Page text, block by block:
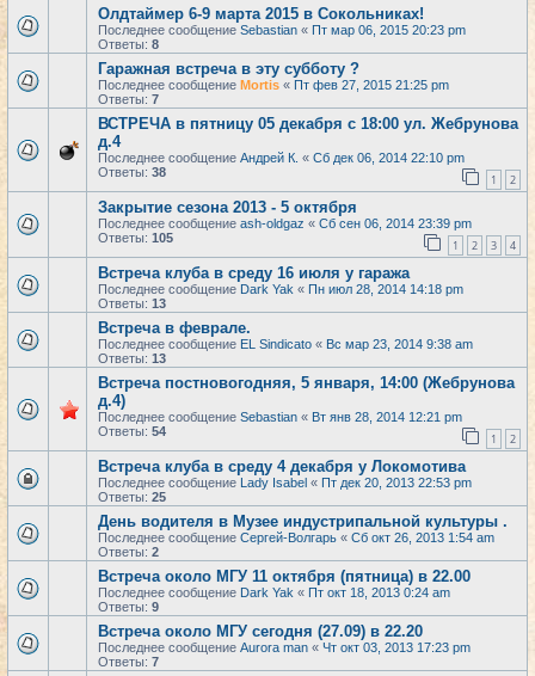
Олдтаймер 6-9 марта 2015 в Сокольниках!
Последнее сообщение Sebastian « Пт мар 06, 2015 20:23 pm
Ответы: 8
Гаражная встреча в эту субботу ?
Последнее сообщение Mortis « Пт фев 27, 2015 21:25 pm
Ответы: 7
ВСТРЕЧА в пятницу 05 декабря с 18:00 ул. Жебрунова
д.4
Последнее сообщение Андрей К. « Сб дек 06, 2014 22:10 pm
Ответы: 38 1 2
Закрытие сезона 2013 - 5 октября
Последнее сообщение ash-oldgaz « Сб сен 06, 2014 23:39 pm
Ответы: 105 1 2 3 4
Встреча клуба в среду 16 июля у гаража
Последнее сообщение Dark Yak « Пн июл 28, 2014 14:18 pm
Ответы: 13
Встреча в феврале.
Последнее сообщение EL Sindicato « Вс мар 23, 2014 9:38 am
Ответы: 13
Встреча постновогодняя, 5 января, 14:00 (Жебрунова
д.4)
Последнее сообщение Sebastian « Вт янв 28, 2014 12:21 pm
Ответы: 54 1 2
Встреча клуба в среду 4 декабря у Локомотива
Последнее сообщение Lady Isabel « Пт дек 20, 2013 22:53 pm
Ответы: 25
День водителя в Музее индустрипальной культуры .
Последнее сообщение Сергей-Волгарь « Сб окт 26, 2013 1:54 am
Ответы: 2
Встреча около МГУ 11 октября (пятница) в 22.00
Последнее сообщение Dark Yak « Пт окт 18, 2013 0:24 am
Ответы: 9
Встреча около МГУ сегодня (27.09) в 22.20
Последнее сообщение Aurora man « Чт окт 03, 2013 17:23 pm
Ответы: 7